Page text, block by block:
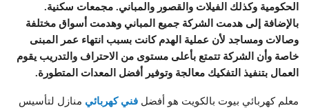
الحكومية وكذلك الفيلات والقصور والمباني. مجمعات سكنية.
بالإضافة إلى هدمت الشركة جميع المباني وهدمت أسواق مختلفة
وصالات ومساجد لأن عملية الهدم كانت بسبب انتهاء عمر المبنى
خاصة وأن الشركة تتمتع بأعلى مستوى من الاحتراف والتدريب يقوم
العمال بتنفيذ التفكيك معالجة وتوفير أفضل المعدات المتطورة.
معلم كهربائي بيوت بالكويت هو أفضل فني كهربائي منازل لتأسيس